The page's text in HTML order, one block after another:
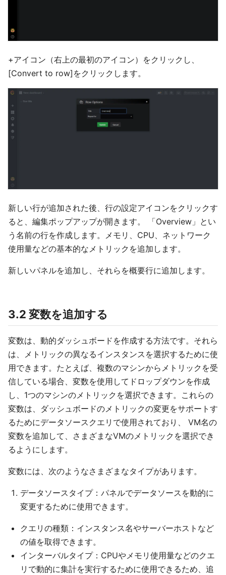
+アイコン（右上の最初のアイコン）をクリックし、
[Convert to row]をクリックします。
新しい行が追加された後、行の設定アイコンをクリックす
ると、編集ポップアップが開きます。 「Overview」とい
う名前の行を作成します。メモリ、CPU、ネットワーク
使用量などの基本的なメトリックを追加します。
新しいパネルを追加し、それらを概要行に追加します。
3.2 変数を追加する
変数は、動的ダッシュボードを作成する方法です。それら
は、メトリックの異なるインスタンスを選択するために使
用できます。たとえば、複数のマシンからメトリックを受
信して​​いる場合、変数を使用してドロップダウンを作成
し、1つのマシンのメトリックを選択できます。これらの
変数は、ダッシュボードのメトリックの変更をサポートす
るためにデータソースクエリで使用されており、 VM名の
変数を追加して、さまざまなVMのメトリックを選択でき
るようにします。
変数には、次のようなさまざまなタイプがあります。
データソースタイプ：パネルでデータソースを動的に
変更するために使用できます。
クエリの種類：インスタンス名やサーバーホストなど
の値を取得できます。
インターバルタイプ：CPUやメモリ使用量などのクエ
リで動的に集計を実行するために使用できるため、追